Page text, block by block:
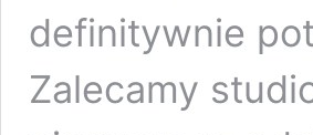
definitywnie
Zalecamy